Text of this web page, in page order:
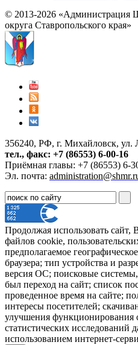
© 2013-2026 «Администрация
округа Ставропольского края»
356240, РФ, г. Михайловск, ул.
тел., факс: +7 (86553) 6-00-16
Приёмная главы: +7 (86553) 6-
Эл. почта:
Продолжая использовать сайт,
файлов cookie,
предполагаемое
браузера; тип устройства и
версия ОС; поисковые
был переход на сайт; список
проведенное время на сайте;
интересы посетителей;
улучшения функционирования
статистических исследований
использованием интернет-